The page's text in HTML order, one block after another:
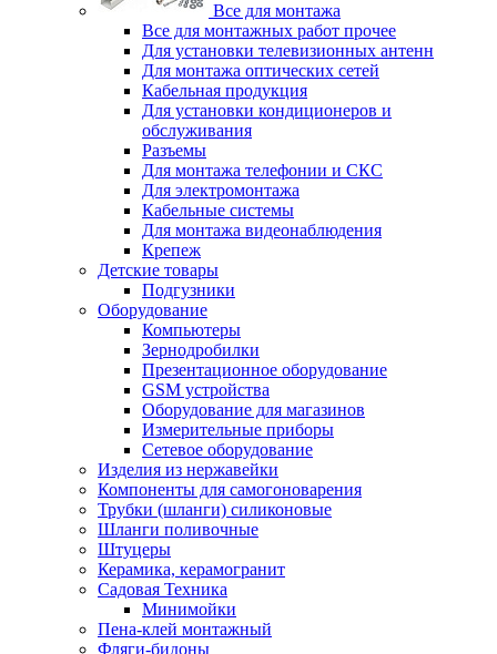
Все для монтажа
Все для монтажных работ прочее
Для установки телевизионных антенн
Для монтажа оптических сетей
Кабельная продукция
Для установки кондиционеров и
обслуживания
Разъемы
Для монтажа телефонии и СКС
Для электромонтажа
Кабельные системы
Для монтажа видеонаблюдения
Крепеж
Детские товары
Подгузники
Оборудование
Компьютеры
Зернодробилки
Презентационное оборудование
GSM устройства
Оборудование для магазинов
Измерительные приборы
Сетевое оборудование
Изделия из нержавейки
Компоненты для самогоноварения
Трубки (шланги) силиконовые
Шланги поливочные
Штуцеры
Керамика, керамогранит
Садовая Техника
Минимойки
Пена-клей монтажный
Фляги-бидоны